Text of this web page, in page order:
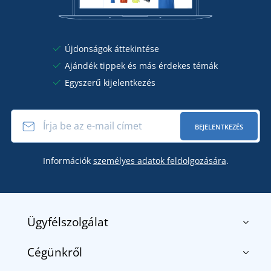
Újdonságok áttekintése
Ajándék tippek és más érdekes témák
Egyszerű kijelentkezés
BEJELENTKEZÉS
Információk személyes adatok feldolgozására.
Ügyfélszolgálat
Kapcsolat
Cégünkről